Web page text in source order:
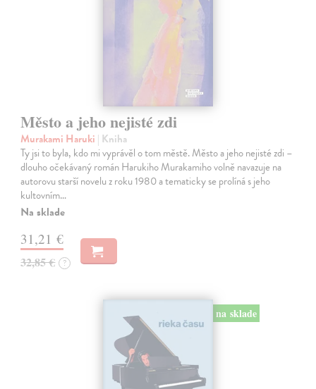
Město a jeho nejisté zdi
Murakami Haruki | Kniha
Ty jsi to byla, kdo mi vyprávěl o tom městě. Město a jeho nejisté zdi –
dlouho očekávaný román Harukiho Murakamiho volně navazuje na
autorovu starší novelu z roku 1980 a tematicky se prolíná s jeho
kultovním…
Na sklade
31,21 €
32,85 € ?
na sklade